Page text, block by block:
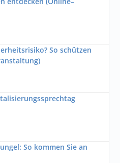
So schützen
So kommen Sie an